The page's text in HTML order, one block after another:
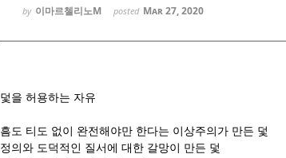
by 이마르첼리노M posted Mar 27, 2020
덫을 허용하는 자유
흠도 티도 없이 완전해야만 한다는 이상주의가 만든 덫
정의와 도덕적인 질서에 대한 갈망이 만든 덫